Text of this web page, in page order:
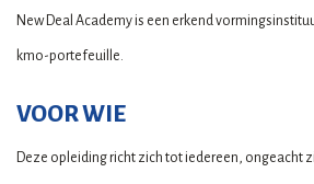
New Deal Academy is een erkend
kmo-portefeuille.
VOOR WIE
Deze opleiding richt zich tot iedereen, ongeacht